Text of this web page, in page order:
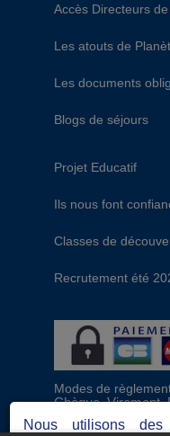
Accès Directeurs
Les atouts de
Les documents
Blogs de séjours
Projet Educatif
Ils nous font
Classes de
Recrutement été
Modes de
Chèque,
CAF, Conseil
bancaire, Prise en
Nous utilisons